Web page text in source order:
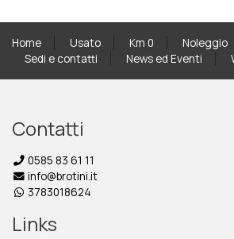
Home Usato Km 0 Noleggio
Sedi e contatti
News ed Eventi
Contatti
0585 83 61 11
info@brotini.it
3783018624
Links